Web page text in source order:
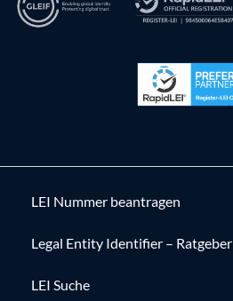
LEI Nummer beantragen
Legal Entity Identifier – Ratgeber
LEI Suche